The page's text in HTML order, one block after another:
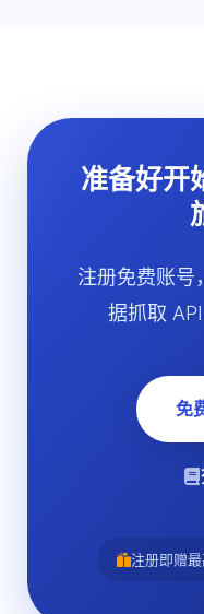
准备好开
注册免费账号
据抓取
免
注册即赠